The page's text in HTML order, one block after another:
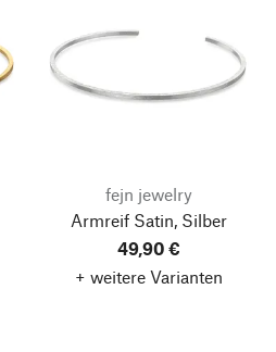
fejn jewelry
Armreif Satin, Silber
49,90 €
+ weitere Varianten